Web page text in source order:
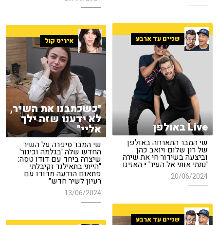
שניים עד ארבע
Live באולפן
שי המבר התארחה באולפן
של רון שלום ויואב כהן
וביצעה בשידור חי את שירה
'נתתי אותי אל העיר' • האזינו
20/06/2024
איריס קול
"כשכתבנו את השיר,
לא ידענו שזה ילך
אליי"
שי המבר סיפרה על השיר
החדש שלה 'בגלמה וכינור'
שיצרה ביחד עם דודו טסה:
"הייתי בתאילנד וקיבלתי
פתאום הודעה מדודו עם
רעיון לשיר חדש"
13/06/2024
שניים עד ארבע